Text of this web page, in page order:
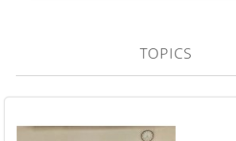
TOPICS